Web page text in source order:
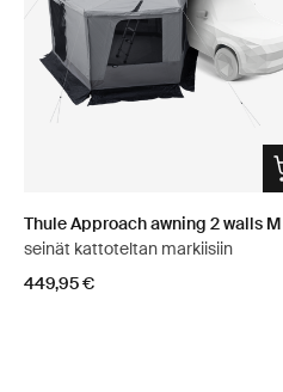
Thule Approach awning 2 walls M
seinät kattoteltan markiisiin
449,95 €